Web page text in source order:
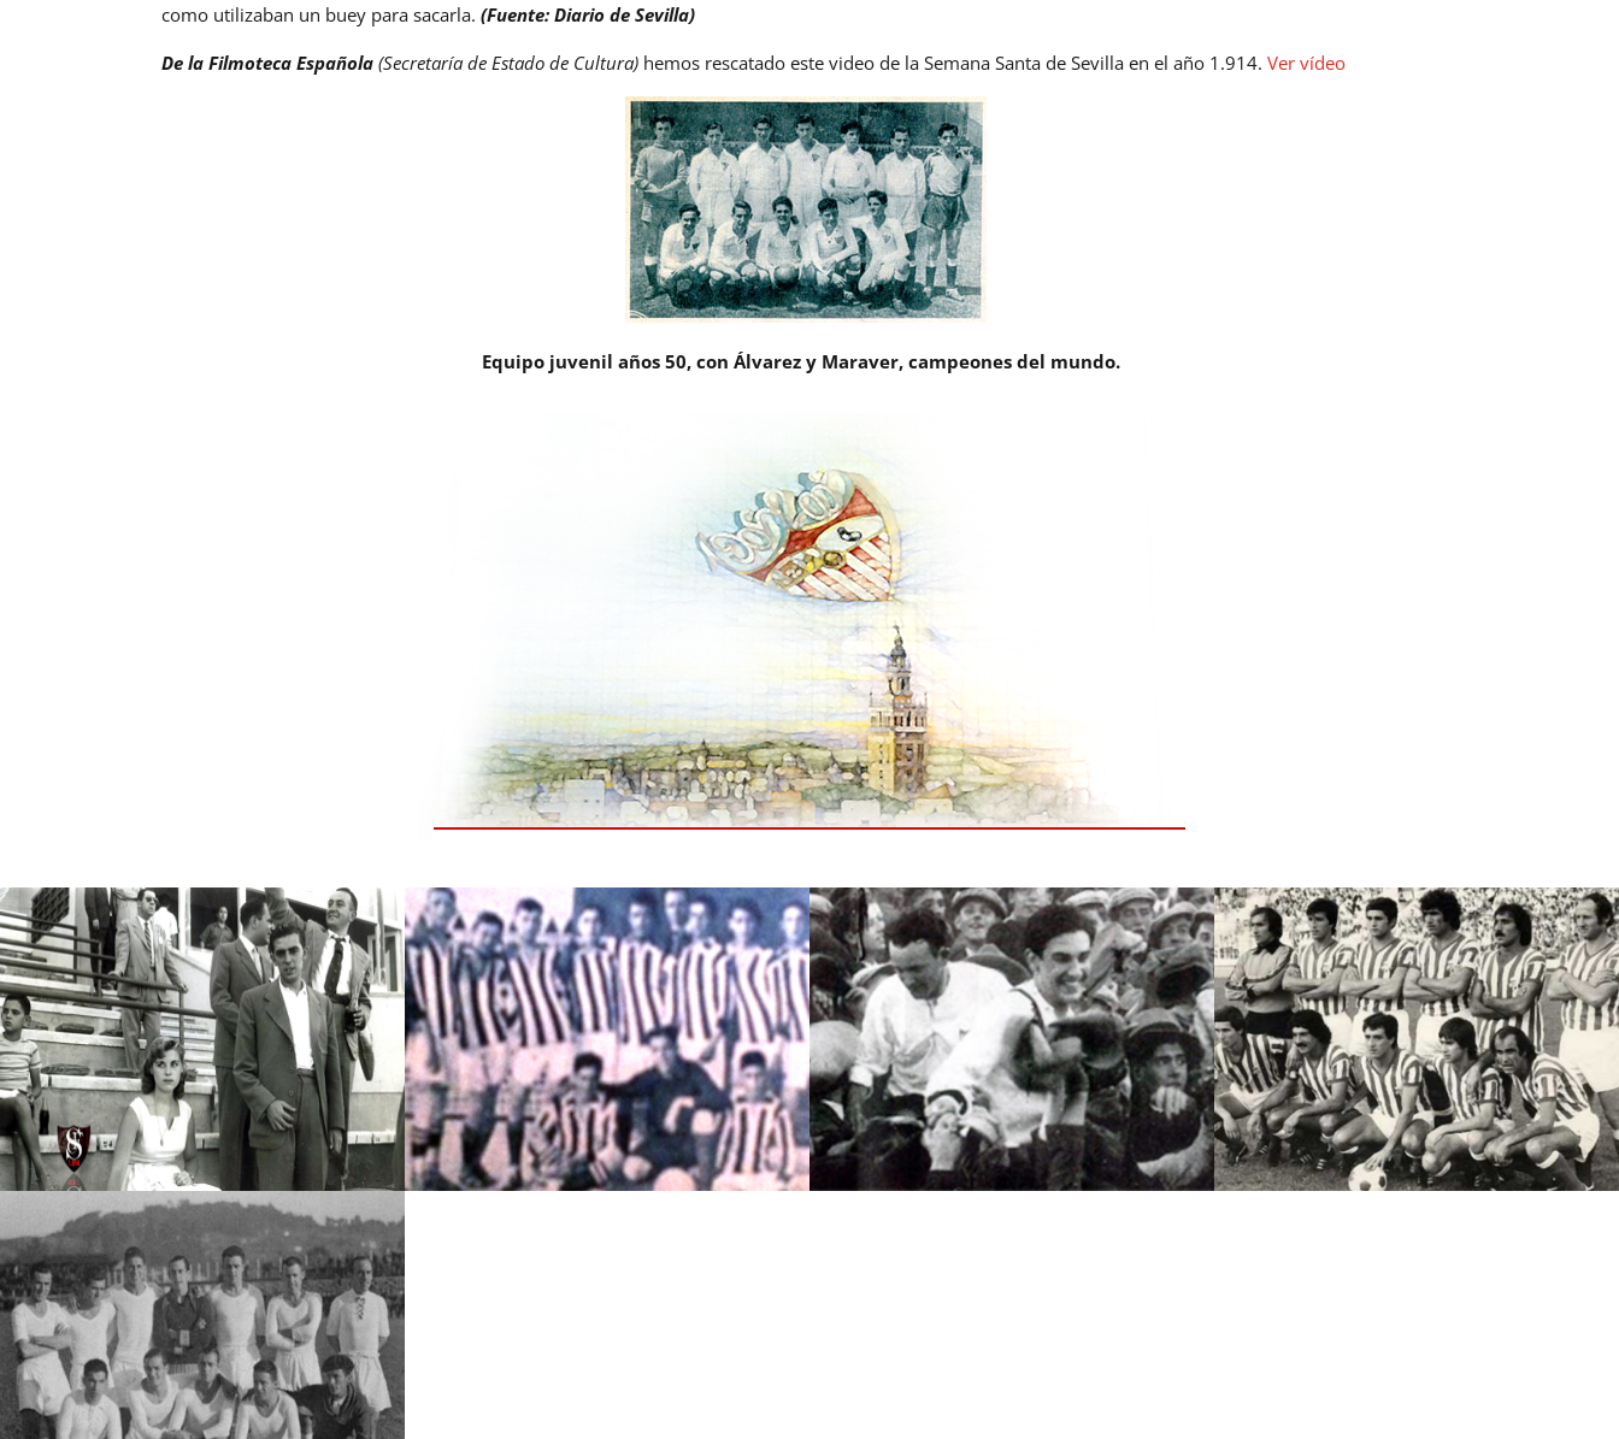
como utilizaban un buey para sacarla.(Fuente:Diario de Sevilla)
De la Filmoteca Española(Secretaría de Estado de Cultura) hemos rescatado este video de la Semana Santa de Sevilla en el año 1.914.Ver vídeo
Equipo juvenil años 50, con Álvarez y Maraver, campeones del mundo.